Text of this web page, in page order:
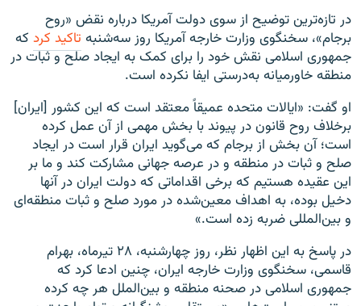
در تازه‌ترین توضیح از سوی دولت آمریکا درباره نقض «روح
برجام»، سخنگوی وزارت خارجه آمریکا روز سه‌شنبه تاکید کرد که
جمهوری اسلامی نقش خود را برای کمک به ایجاد صلح و ثبات در
منطقه خاورمیانه به‌درستی ایفا نکرده است.
او گفت: «ایالات متحده عمیقاً معتقد است که این کشور [ایران]
برخلاف روح قانون در پیوند با بخش مهمی از آن عمل کرده‌
است؛ آن بخش از برجام که می‌گوید ایران قرار است در ایجاد
صلح و ثبات در منطقه و در عرصه جهانی مشارکت کند و ما بر
این عقیده هستیم که برخی اقداماتی که دولت ایران در آنها
دخیل بوده، به اهداف معین‌شده در مورد صلح و ثبات منطقه‌ای
و بین‌المللی ضربه زده‌ است.»
در پاسخ به این اظهار نظر، روز چهارشنبه، ۲۸ تیرماه، بهرام
قاسمی، سخنگوی وزارت خارجه ایران، چنین ادعا کرد که
جمهوری اسلامی در صحنه منطقه و بین‌الملل هر چه کرده